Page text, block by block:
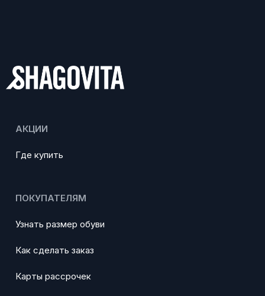
АКЦИИ
Где купить
ПОКУПАТЕЛЯМ
Узнать размер обуви
Как сделать заказ
Карты рассрочек